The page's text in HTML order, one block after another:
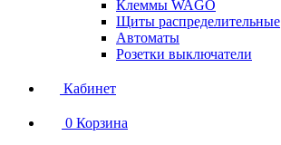
Клеммы WAGO
Щиты распределительные
Автоматы
Розетки выключатели
Кабинет
0 Корзина